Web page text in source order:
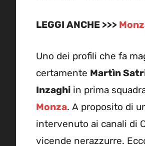
LEGGI ANCHE >>>
Uno dei profili che fa
certamente Martìn
Inzaghi in prima
Monza. A proposito di
intervenuto ai canali di
vicende nerazzurre.